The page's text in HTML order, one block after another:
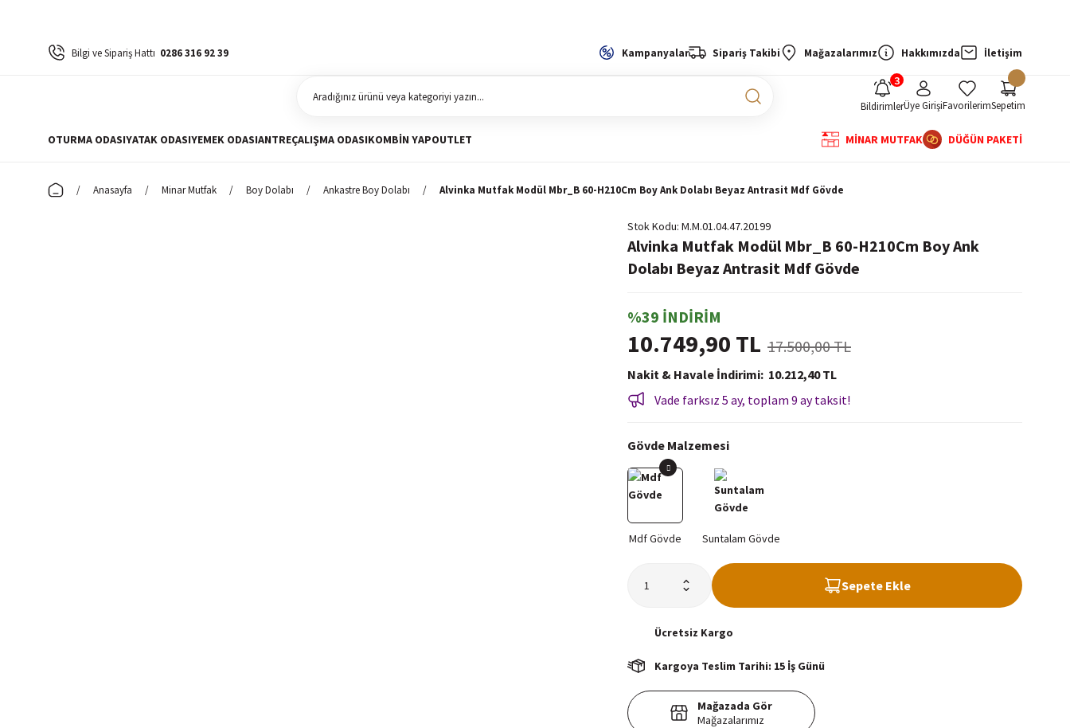
Bilgi ve Sipariş Hattı 0286 316 92 39 Kampanyalar Sipariş Takibi Mağazalarımız Hakkımızda İletişim
BildirimlerÜye GirişiFavorilerimSepetim
OTURMA ODASIYATAK ODASIYEMEK ODASIANTREÇALIŞMA ODASIKOMBIN YAPOUTLET MİNAR MUTFAK DÜĞÜN PAKETİ
Anasayfa Minar Mutfak Boy Dolabı Ankastre Boy Dolabı Alvinka Mutfak Modül Mbr_B 60-H210Cm Boy Ank Dolabı Beyaz Antrasit Mdf Gövde
Stok Kodu M.M.01.04.47.20199
Alvinka Mutfak Modül Mbr_B 60-H210Cm Boy Ank
Dolabı Beyaz Antrasit Mdf Gövde
%39 İNDİRİM
10.749,90 TL 17.500,00 TL
Nakit & Havale İndirimi 10.212,40 TL
Vade farksız 5 ay, toplam 9 ay taksit!
Gövde Malzemesi
Sepete Ekle
Ücretsiz Kargo
Kargoya Teslim Tarihi: 15 İş Günü
Mağazada Gör
Mağazalarımız